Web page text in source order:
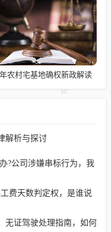
农村宅基地确权新政解读
解析与探讨
?公司涉嫌串标行为，我
费天数判定权，是谁说
无证驾驶处理指南，如何